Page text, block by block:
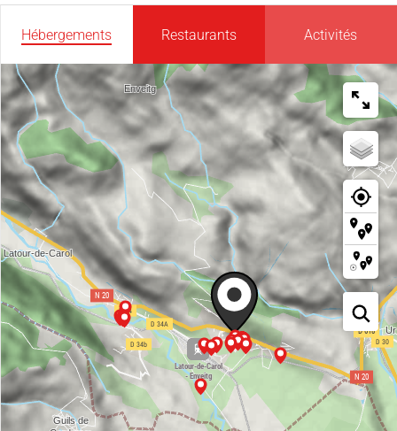
Hébergements Restaurants Activités